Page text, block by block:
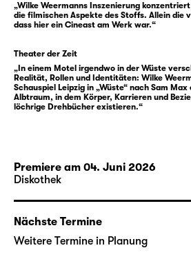
Hannah, Chloe und Tom
nur in einem Dreieck aus
Abhängigkeiten, sondern
lückenhaften Wirklichkeit, in
aus unterschiedlichen
entgehen, die sich vor ihren
abspielen. Wobei diese
Filmskript hingegen scheint
an ihrer eigenen
zu sein und zunehmend
verschwimmen. Mitten in der
die offenbar Menschen
wieder ausspuckt, versuchen
„Wilke Weermanns Inszenierung
die filmischen Aspekte des Stoffs. Allein die
dass hier ein Cineast am Werk war.“
Theater der Zeit
„In einem Motel irgendwo in der Wüste
Realität, Rollen und Identitäten: Wilke
Schauspiel Leipzig in „Wüste“ nach Sam
Albtraum, in dem Körper, Karrieren und
löchrige Drehbücher existieren.“
Premiere am 04. Juni 2026
Diskothek
Nächste Termine
Weitere Termine in Planung